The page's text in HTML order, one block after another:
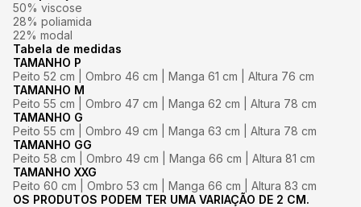
50% viscose
28% poliamida
22% modal
Tabela de medidas
TAMANHO P
Peito 52 cm | Ombro 46 cm | Manga 61 cm | Altura 76 cm
TAMANHO M
Peito 55 cm | Ombro 47 cm | Manga 62 cm | Altura 78 cm
TAMANHO G
Peito 55 cm | Ombro 49 cm | Manga 63 cm | Altura 78 cm
TAMANHO GG
Peito 58 cm | Ombro 49 cm | Manga 66 cm | Altura 81 cm
TAMANHO XXG
Peito 60 cm | Ombro 53 cm | Manga 66 cm | Altura 83 cm
OS PRODUTOS PODEM TER UMA VARIAÇÃO DE 2 CM.